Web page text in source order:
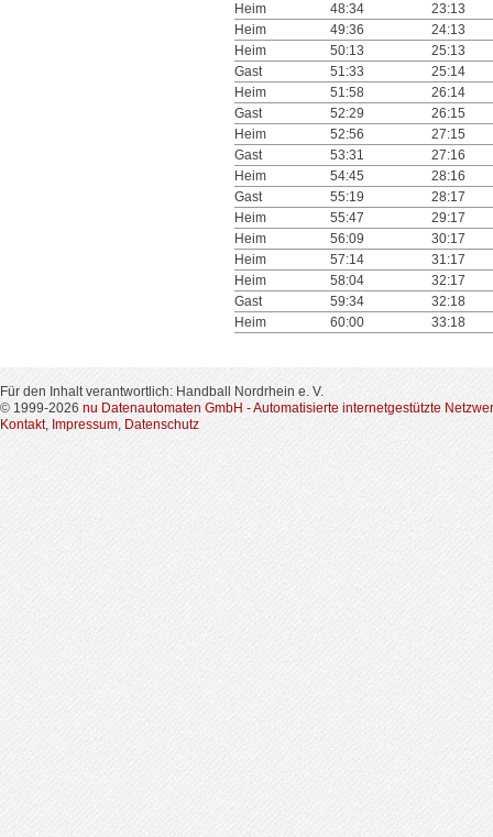
Heim
48:34
23:13
Heim
49:36
24:13
Heim
50:13
25:13
Gast
51:33
25:14
Heim
51:58
26:14
Gast
52:29
26:15
Heim
52:56
27:15
Gast
53:31
27:16
Heim
54:45
28:16
Gast
55:19
28:17
Heim
55:47
29:17
Heim
56:09
30:17
Heim
57:14
31:17
Heim
58:04
32:17
Gast
59:34
32:18
Heim
60:00 33:18
Für den Inhalt verantwortlich: Handball Nordrhein e. V.
© 1999-2026 nu Datenautomaten GmbH - Automatisierte internetgestützte
Kontakt, Impressum, Datenschutz